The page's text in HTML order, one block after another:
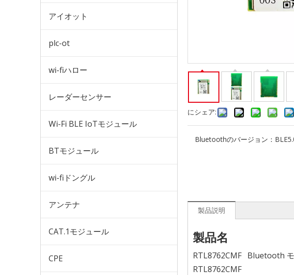
アイオット
plc-ot
wi-fiハロー
レーダーセンサー
Wi-Fi BLE IoTモジュール
BTモジュール
wi-fiドングル
アンテナ
CAT.1モジュール
CPE
にシェア:
Bluetoothのバージョン：
製品説明
製品名
RTL8762CMF Bluetooth
RTL8762CMF